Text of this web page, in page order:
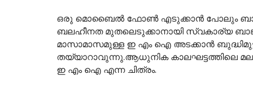
ഒരു മൊബൈൽ ഫോൺ എടുക്കാൻ പോലും
ബലഹീനത മുതലെടുക്കാനായി സ്വകാര്യ
മാസാമാസമുള്ള ഇ എം ഐ അടക്കാൻ
തയ്യാറാവുന്നു.ആധുനിക കാലഘട്ടത്തിലെ
ഇ എം ഐ എന്ന ചിത്രം.